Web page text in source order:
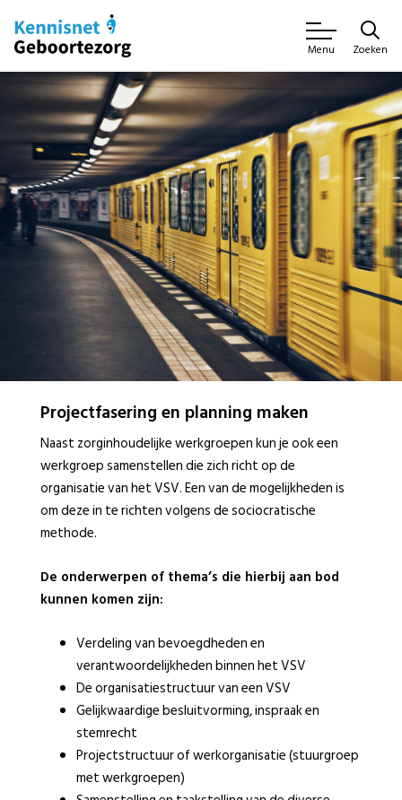
Menu Zoeken
Projectfasering en planning maken
Naast zorginhoudelijke werkgroepen kun je ook een
werkgroep samenstellen die zich richt op de
organisatie van het VSV. Een van de mogelijkheden is
om deze in te richten volgens de sociocratische
methode.
De onderwerpen of thema’s die hierbij aan bod
kunnen komen zijn:
Verdeling van bevoegdheden en
verantwoordelijkheden binnen het VSV
De organisatiestructuur van een VSV
Gelijkwaardige besluitvorming, inspraak en
stemrecht
Projectstructuur of werkorganisatie (stuurgroep
met werkgroepen)